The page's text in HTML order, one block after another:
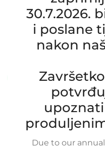
30.7.2026.
i poslane
nakon
Due to our
Zamjensko
ŠKODA / SEAT /
6-1-54/OB/S
Dostupno uz narudžbu
ex VAT
+